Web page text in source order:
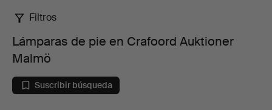
Lámparas
de
pie
Filtros
Lámparas de pie en Crafoord Auktioner
Malmö
Suscribir búsqueda